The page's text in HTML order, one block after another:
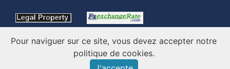
Pour naviguer sur ce site, vous devez accepter notre
politique de cookies.